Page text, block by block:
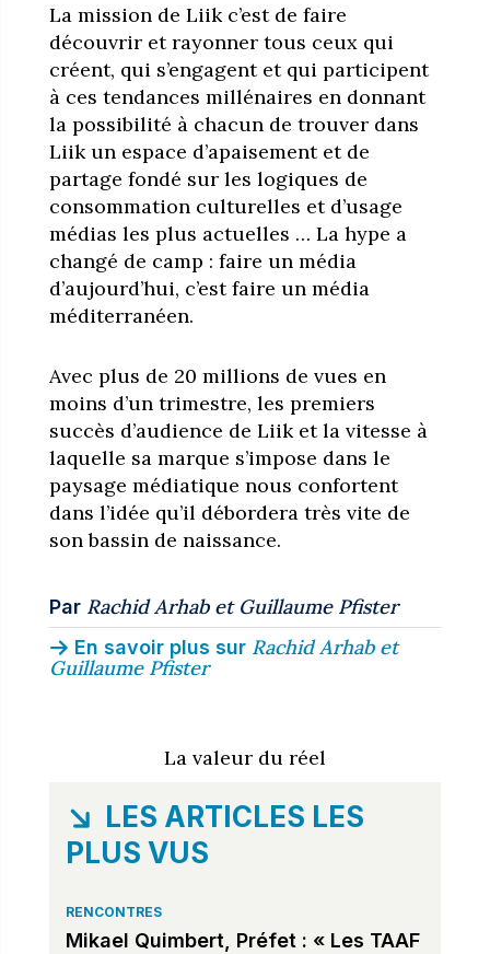
La mission de Liik c’est de faire
découvrir et rayonner tous ceux qui
créent, qui s’engagent et qui participent
à ces tendances millénaires en donnant
la possibilité à chacun de trouver dans
Liik un espace d’apaisement et de
partage fondé sur les logiques de
consommation culturelles et d’usage
médias les plus actuelles … La hype a
changé de camp : faire un média
d’aujourd’hui, c’est faire un média
méditerranéen.
Avec plus de 20 millions de vues en
moins d’un trimestre, les premiers
succès d’audience de Liik et la vitesse à
laquelle sa marque s’impose dans le
paysage médiatique nous confortent
dans l’idée qu’il débordera très vite de
son bassin de naissance.
Par Rachid Arhabet Guillaume Pfister
En savoir plus sur Rachid Arhabet
Guillaume Pfister
La valeur du réel
LES ARTICLES LES
PLUS VUS
RENCONTRES
Mikael Quimbert, Préfet : « Les TAAF